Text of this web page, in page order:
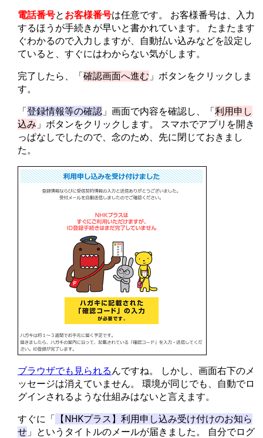
電話番号と お客様番号は任意です。 お客様番号は、入力
するほうが手続きが早いと書かれています。 たまたます
ぐわかるので入力しますが、自動払い込みなどを設定し
ていると、すぐにはわからない気がします。
完了したら、「確認画面へ進む 」ボタンをクリックしま
す。
「登録情報等の確認 」画面で内容を確認し、「利用申し
込み 」ボタンをクリックします。 スマホでアプリを開き
っぱなしでしたので、念のため、先に閉じておきまし
た。
ブラウザでも見られる んですね。 しかし、画面右下のメ
ッセージは消えていません。 環境が同じでも、自動でロ
グインされるような仕組みはないと言えます。
すぐに「 【NHKプラス】利用申し込み受け付けのお知ら
せ 」というタイトルのメールが届きました。 自分でログ